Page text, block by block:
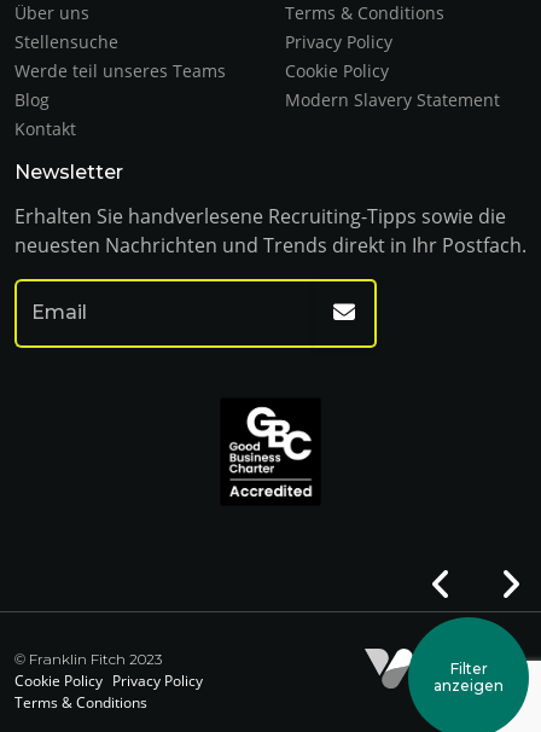
Filter
anzeigen
Über uns
Stellensuche
Werde teil unseres Teams
Blog
Kontakt
Terms & Conditions
Privacy Policy
Cookie Policy
Modern Slavery Statement
Newsletter
Erhalten Sie handverlesene Recruiting-Tipps sowie die
neuesten Nachrichten und Trends direkt in Ihr Postfach.
© Franklin Fitch 2023
Cookie Policy Privacy Policy
Terms & Conditions
Website by Venn